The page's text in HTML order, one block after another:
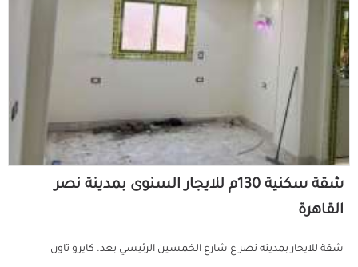
شقة سكنية 130م للايجار السنوى بمدينة نصر
القاهرة
شقة للايجار بمدينه نصر ع شارع الخمسين الرئيسي بعد. كايرو تاون